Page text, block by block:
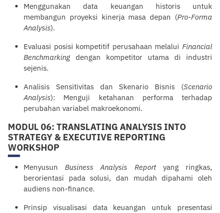
Menggunakan data keuangan historis untuk
membangun proyeksi kinerja masa depan (Pro-Forma
Analysis).
Evaluasi posisi kompetitif perusahaan melalui Financial
Benchmarking dengan kompetitor utama di industri
sejenis.
Analisis Sensitivitas dan Skenario Bisnis (Scenario
Analysis): Menguji ketahanan performa terhadap
perubahan variabel makroekonomi.
MODUL 06: TRANSLATING ANALYSIS INTO
STRATEGY & EXECUTIVE REPORTING
WORKSHOP
MenyusunBusiness Analysis Reportyang ringkas,
berorientasi pada solusi, dan mudah dipahami oleh
audiens non-finance.
Prinsip visualisasi data keuangan untuk presentasi